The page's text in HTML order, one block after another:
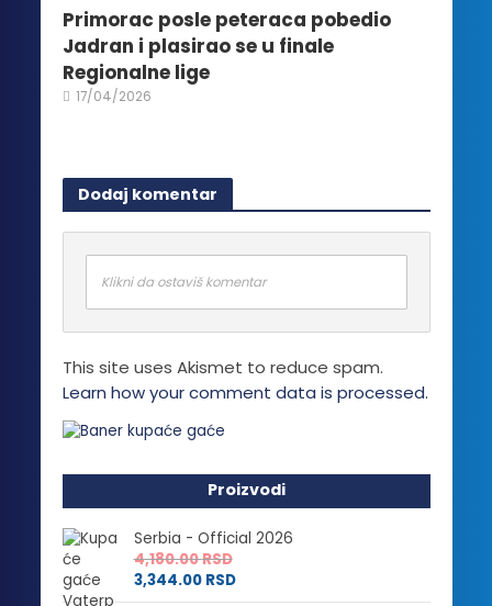
Primorac posle peteraca pobedio
Jadran i plasirao se u finale
Regionalne lige
17/04/2026
Dodaj komentar
Klikni da ostaviš komentar
This site uses Akismet to reduce spam.
Learn how your comment data is processed.
Proizvodi
Serbia - Official 2026
4,180.00RSD
3,344.00 RSD